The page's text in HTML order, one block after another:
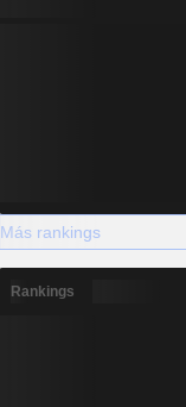
Más rankings
Rankings